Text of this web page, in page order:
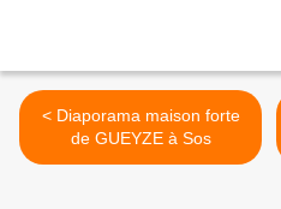
< Diaporama maison forte
de GUEYZE à Sos